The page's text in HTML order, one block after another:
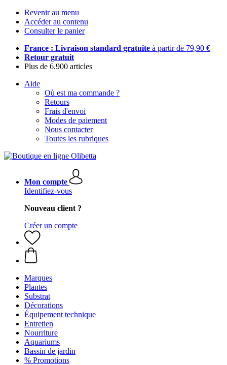
Revenir au menu
Accéder au contenu
Consulter le panier
France : Livraison standard gratuite à partir de 79,90 €
Retour gratuit
Plus de 6.900 articles
Aide
Où est ma commande ?
Retours
Frais d'envoi
Modes de paiement
Nous contacter
Toutes les rubriques
Mon compte
Identifiez-vous
Nouveau client ?
Créer un compte
Marques
Plantes
Substrat
Décorations
Équipement technique
Entretien
Nourriture
Aquariums
Bassin de jardin
% Promotions